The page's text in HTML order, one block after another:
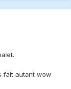
fait autant wow